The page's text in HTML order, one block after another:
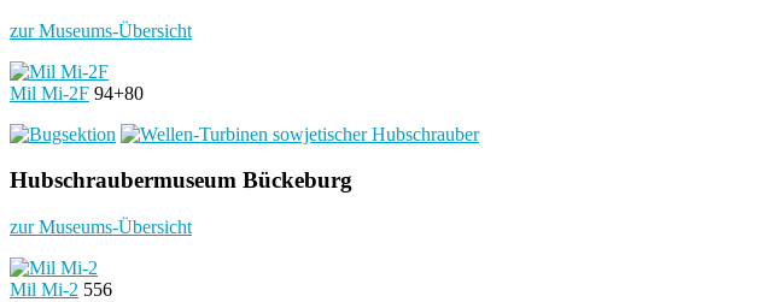
zur Museums-Übersicht
Mil Mi-2F 94+80
Hubschraubermuseum Bückeburg
zur Museums-Übersicht
Mil Mi-2 556